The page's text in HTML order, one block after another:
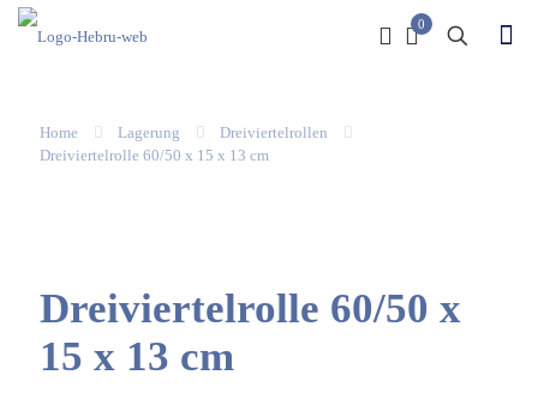
0
Home Lagerung
Dreiviertelrollen
Dreiviertelrolle 60/50 x 15 x 13 cm
Dreiviertelrolle 60/50 x
15 x 13 cm